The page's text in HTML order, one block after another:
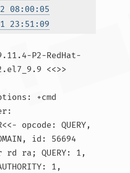
08:00:05
23:51:09
P2-RedHat-
<<>>
+cmd
opcode: QUERY,
id: 56694
ra; QUERY: 1,
1,